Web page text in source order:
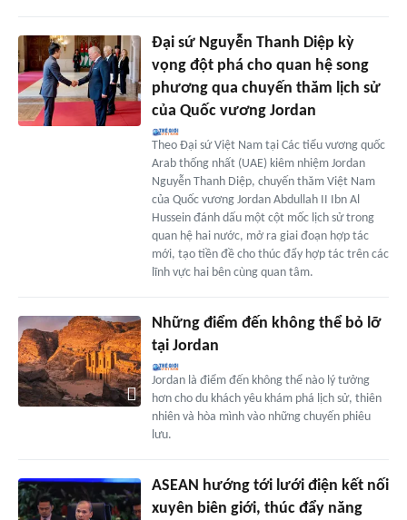
Đại sứ Nguyễn Thanh Diệp kỳ
vọng đột phá cho quan hệ song
phương qua chuyến thăm lịch sử
của Quốc vương Jordan
Theo Đại sứ Việt Nam tại Các tiểu vương quốc
Arab thống nhất (UAE) kiêm nhiệm Jordan
Nguyễn Thanh Diệp, chuyến thăm Việt Nam
của Quốc vương Jordan Abdullah II Ibn Al
Hussein đánh dấu một cột mốc lịch sử trong
quan hệ hai nước, mở ra giai đoạn hợp tác
mới, tạo tiền đề cho thúc đẩy hợp tác trên các
lĩnh vực hai bên cùng quan tâm.
Những điểm đến không thể bỏ lỡ
tại Jordan
Jordan là điểm đến không thể nào lý tưởng
hơn cho du khách yêu khám phá lịch sử, thiên
nhiên và hòa mình vào những chuyến phiêu
lưu.
ASEAN hướng tới lưới điện kết nối
xuyên biên giới, thúc đẩy năng